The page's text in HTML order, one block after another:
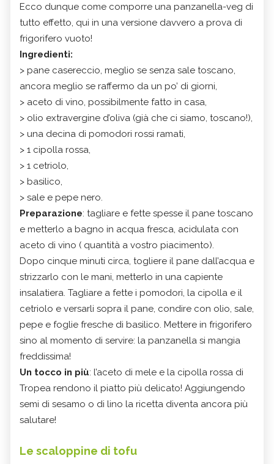
Ecco dunque come comporre una panzanella-veg di
tutto effetto, qui in una versione davvero a prova di
frigorifero vuoto!
Ingredienti:
> pane casereccio, meglio se senza sale toscano,
ancora meglio se raffermo da un po’ di giorni,
> aceto di vino, possibilmente fatto in casa,
> olio extravergine d’oliva (già che ci siamo, toscano!),
> una decina di pomodori rossi ramati,
> 1 cipolla rossa,
> 1 cetriolo,
> basilico,
> sale e pepe nero.
Preparazione: tagliare e fette spesse il pane toscano
e metterlo a bagno in acqua fresca, acidulata con
aceto di vino ( quantità a vostro piacimento).
Dopo cinque minuti circa, togliere il pane dall’acqua e
strizzarlo con le mani, metterlo in una capiente
insalatiera. Tagliare a fette i pomodori, la cipolla e il
cetriolo e versarli sopra il pane, condire con olio, sale,
pepe e foglie fresche di basilico. Mettere in frigorifero
sino al momento di servire: la panzanella si mangia
freddissima!
Un tocco in più: l’aceto di mele e la cipolla rossa di
Tropea rendono il piatto più delicato! Aggiungendo
semi di sesamo o di lino la ricetta diventa ancora più
salutare!
Le scaloppine di tofu